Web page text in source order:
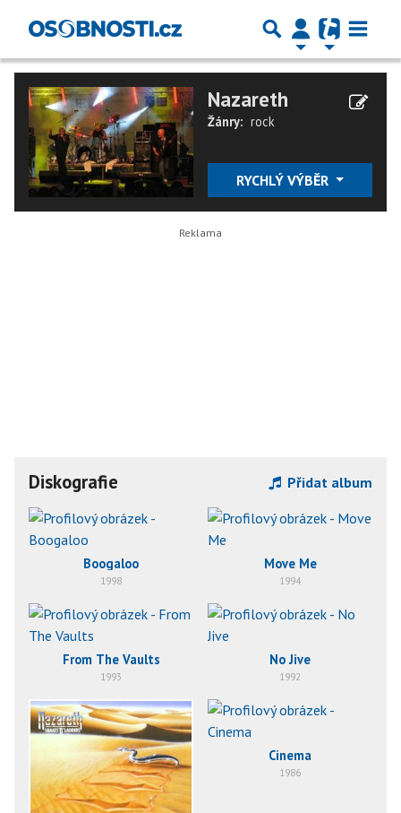
Nazareth
Žánry: rock
RYCHLÝ VÝBĚR
Diskografie Přidat album
Boogaloo
1998
Move Me
1994
From The Vaults
1993
No Jive
1992
Cinema
1986